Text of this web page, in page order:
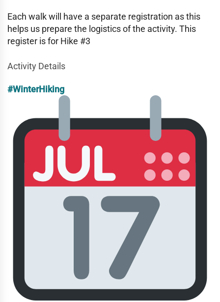
Each walk will have a separate registration as this
helps us prepare the logistics of the activity. This
register is for Hike #3
Activity Details
#WinterHiking